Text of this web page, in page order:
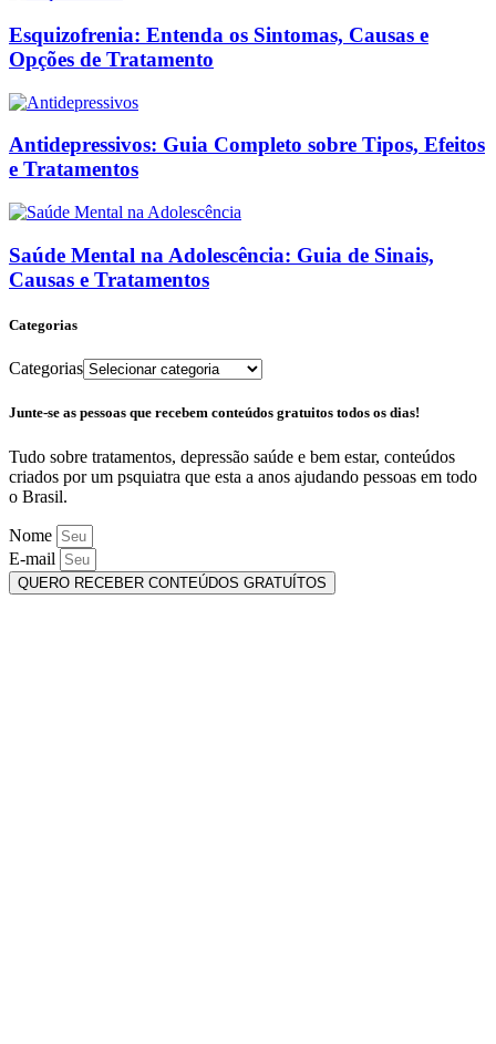
Esquizofrenia: Entenda os Sintomas, Causas e
Opções de Tratamento
Antidepressivos: Guia Completo sobre Tipos, Efeitos
e Tratamentos
Saúde Mental na Adolescência: Guia de Sinais,
Causas e Tratamentos
Categorias
Categorias
Junte-se as pessoas que recebem conteúdos gratuitos todos os dias!
Tudo sobre tratamentos, depressão saúde e bem estar, conteúdos
criados por um psquiatra que esta a anos ajudando pessoas em todo
o Brasil.
Nome
E-mail
QUERO RECEBER CONTEÚDOS GRATUÍTOS